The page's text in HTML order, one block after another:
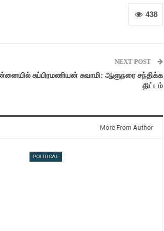
438
NEXT POST
சுப்பிரமணியன் சுவாமி: ஆளுநரை சந்திக்க
திட்டம்
More From Author
POLITICAL